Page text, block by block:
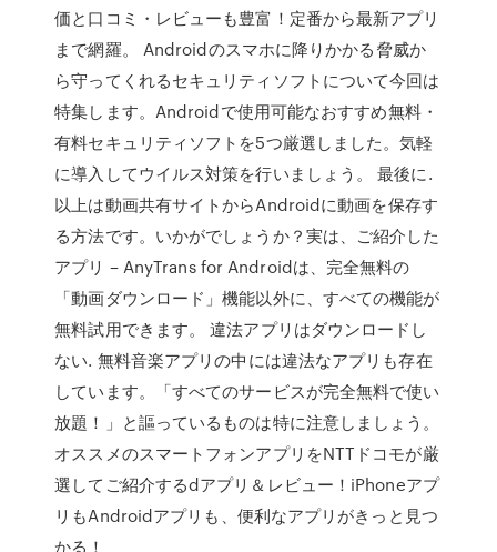
価と口コミ・レビューも豊富！定番から最新アプリ
まで網羅。 Androidのスマホに降りかかる脅威か
ら守ってくれるセキュリティソフトについて今回は
特集します。Androidで使用可能なおすすめ無料・
有料セキュリティソフトを5つ厳選しました。気軽
に導入してウイルス対策を行いましょう。 最後に.
以上は動画共有サイトからAndroidに動画を保存す
る方法です。いかがでしょうか？実は、ご紹介した
アプリ – AnyTrans for Androidは、完全無料の
「動画ダウンロード」機能以外に、すべての機能が
無料試用できます。 違法アプリはダウンロードし
ない. 無料音楽アプリの中には違法なアプリも存在
しています。「すべてのサービスが完全無料で使い
放題！」と謳っているものは特に注意しましょう。
オススメのスマートフォンアプリをNTTドコモが厳
選してご紹介するdアプリ＆レビュー！iPhoneアプ
リもAndroidアプリも、便利なアプリがきっと見つ
かる！